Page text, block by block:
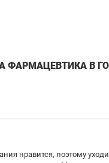
В
нравится, поэтому